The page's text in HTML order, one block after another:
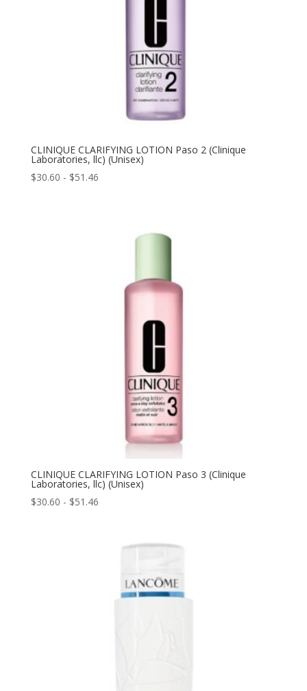
CLINIQUE CLARIFYING LOTION Paso 2 (Clinique
Laboratories, llc) (Unisex)
$30.60 - $51.46Rango
CLINIQUE CLARIFYING LOTION Paso 3 (Clinique
Laboratories, llc) (Unisex)
$30.60 - $51.46Rango
desde
$51.46